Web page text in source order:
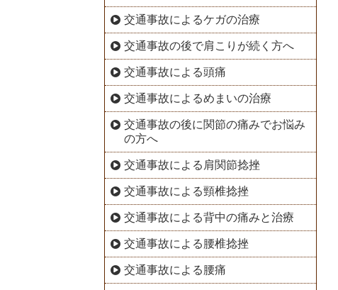
交通事故によるケガの治療
交通事故の後で肩こりが続く方へ
交通事故による頭痛
交通事故によるめまいの治療
交通事故の後に関節の痛みでお悩み
の方へ
交通事故による肩関節捻挫
交通事故による頸椎捻挫
交通事故による背中の痛みと治療
交通事故による腰椎捻挫
交通事故による腰痛